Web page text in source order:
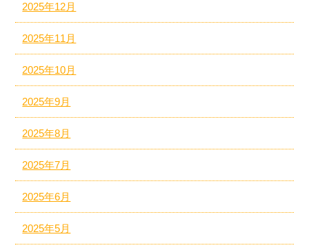
2025年12月
2025年11月
2025年10月
2025年9月
2025年8月
2025年7月
2025年6月
2025年5月